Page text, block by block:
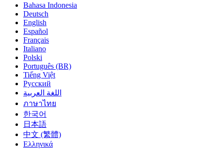
Bahasa Indonesia
Deutsch
English
Español
Français
Italiano
Polski
Português (BR)
Tiếng Việt
Русский
اللغة العربية
ภาษาไทย
한국어
日本語
中文 (繁體)
Ελληνικά